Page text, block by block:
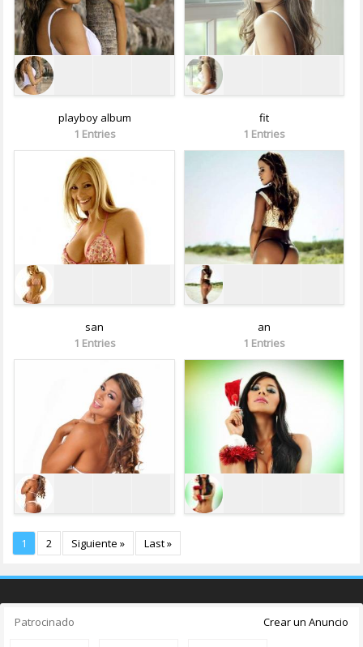
playboy album
1 Entries
fit
1 Entries
san
1 Entries
an
1 Entries
1 2 Siguiente » Last »
Patrocinado Crear un Anuncio